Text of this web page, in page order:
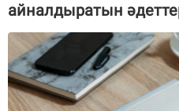
айналдыратын